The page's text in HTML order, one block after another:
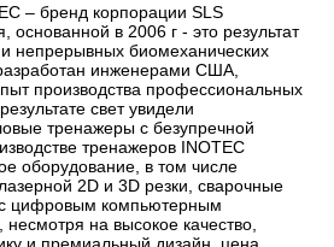
– бренд корпорации SLS
в 2006 г - это результат
непрерывных биомеханических
инженерами США,
производства профессиональных
свет увидели
тренажеры с безупречной
тренажеров INOTEC
оборудование, в том числе
2D и 3D резки, сварочные
с цифровым компьютерным
на высокое качество,
и премиальный дизайн, цена